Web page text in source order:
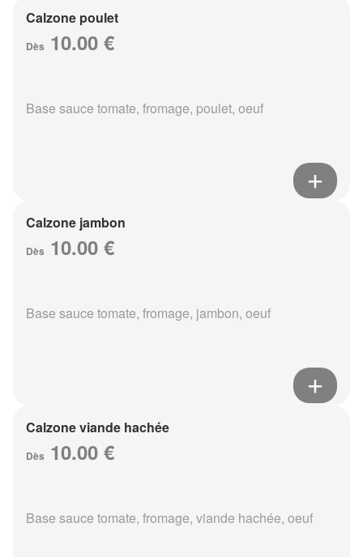
Calzone poulet
Dès 10.00 €
Base sauce tomate, fromage, poulet, oeuf
Calzone jambon
Dès 10.00 €
Base sauce tomate, fromage, jambon, oeuf
Calzone viande hachée
Dès 10.00 €
Base sauce tomate, fromage, viande hachée, oeuf